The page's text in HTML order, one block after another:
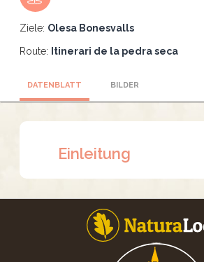
Ziele: Olesa Bonesvalls
Route: Itinerari de la pedra seca
DATENBLATT BILDER
Einleitung